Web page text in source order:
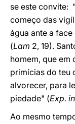
se este convite:
começo das
água ante a
(Lam 2, 19).
homem, que em
primícias do teu
alvorecer, para
piedade" (Exp.
Ao mesmo